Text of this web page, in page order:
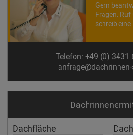
Gern
Fragen. Ruf
schreib eine
Telefon: +49 (0) 3431
Dachfläche